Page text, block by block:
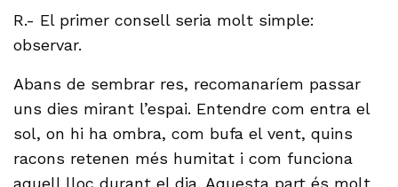
R.- El primer consell seria molt simple:
observar.
Abans de sembrar res, recomanaríem passar
uns dies mirant l’espai. Entendre com entra el
sol, on hi ha ombra, com bufa el vent, quins
racons retenen més humitat i com funciona
aquell lloc durant el dia. Aquesta part és molt